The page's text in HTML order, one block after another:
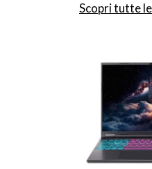
Scopri tutte